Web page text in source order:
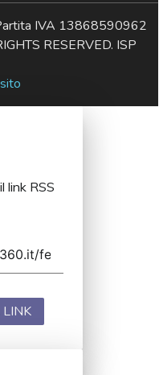
IVA 13868590962
RESERVED. ISP
link RSS